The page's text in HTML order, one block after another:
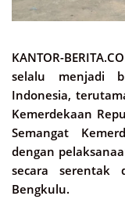
KANTOR-
selalu menjadi
Indonesia,
Kemerdekaan
Semangat
dengan
secara serentak
Bengkulu.